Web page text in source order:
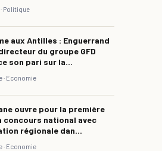
Politique
aux Antilles : Enguerrand
du groupe GFD
son pari sur la...
· Economie
ouvre pour la première
concours national avec
régionale dan...
· Economie